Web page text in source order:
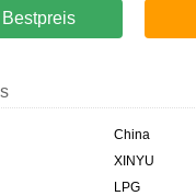
Bestpreis
China
XINYU
LPG